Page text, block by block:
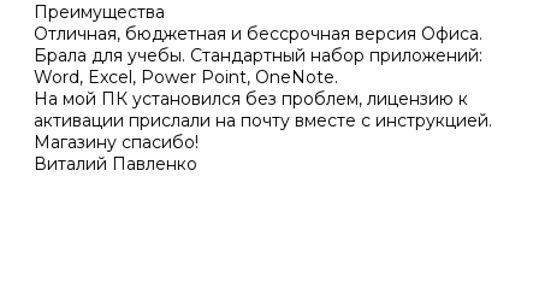
Преимущества
Отличная, бюджетная и бессрочная версия Офиса.
Брала для учебы. Стандартный набор приложений:
Word, Excel, Power Point, OneNote.
На мой ПК установился без проблем, лицензию к
активации прислали на почту вместе с инструкцией.
Магазину спасибо!
Виталий Павленко